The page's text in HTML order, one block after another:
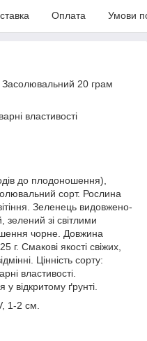
Оплата Умови
Засолювальний 20 грам
властивості
до плодоношення),
сорт. Рослина
Зеленець видовжено-
зелений зі світлими
чорне. Довжина
Смакові якості свіжих,
Цінність сорту:
властивості.
відкритому ґрунті.
1-2 см.